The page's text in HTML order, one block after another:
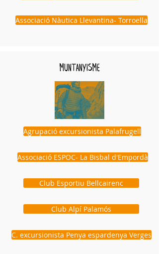
Associació Nàutica Llevantina- Torroella
muntanyisme
Agrupació excursionista Palafrugell
Associació ESPOC- La Bisbal d'Empordà
Club Esportiu Bellcairenc
Club Alpí Palamós
C. excursionista Penya espardenya Verges